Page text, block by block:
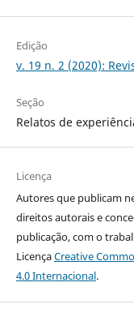
Edição
v. 19 n. 2 (2020):
Seção
Relatos de
Licença
Autores que publicam
direitos autorais e
publicação, com o
LicençaCreative
4.0 Internacional.